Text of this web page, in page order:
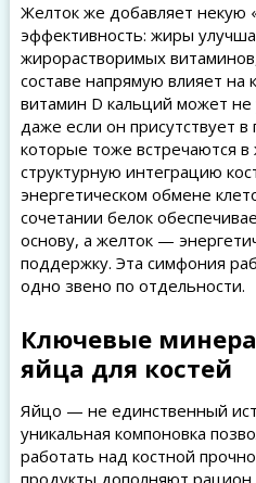
Желток же добавляет некую
эффективность: жиры
жирорастворимых
составе напрямую влияет
витамин D кальций может не
даже если он присутствует
которые тоже встречаются
структурную интеграцию
энергетическом обмене
сочетании белок
основу, а желток —
поддержку. Эта симфония
одно звено по отдельности.
Ключевые
яйца для костей
Яйцо — не единственный
уникальная компоновка
работать над костной
продукты дополняют